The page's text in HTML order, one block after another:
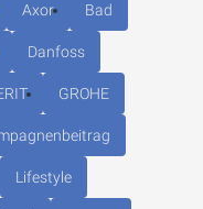
Axor Bad
Danfoss
GROHE
Lifestyle